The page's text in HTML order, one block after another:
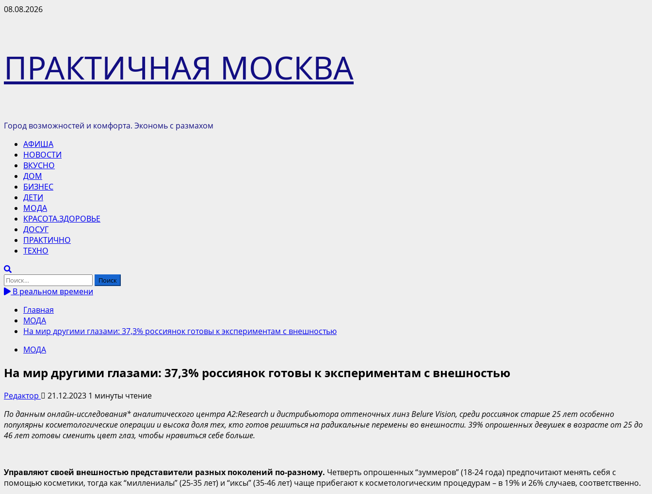
Перейти
08.08.2026
ПРАКТИЧНАЯ МОСКВА
Город возможностей и комфорта. Экономь с размахом
Основное
меню
АФИША
НОВОСТИ
ВКУСНО
ДОМ
БИЗНЕС
ДЕТИ
МОДА
КРАСОТА.ЗДОРОВЬЕ
ДОСУГ
ПРАКТИЧНО
ТЕХНО
Найти:
В реальном времени
Главная
МОДА
На мир другими глазами: 37,3% россиянок готовы к экспериментам с внешностью
МОДА
На мир другими глазами: 37,3% россиянок готовы к экспериментам с внешностью
Редактор 21.12.2023 1 минуты чтение
По данным онлайн-исследования*аналитического центра A2:Research и дистрибьютора оттеночных линз Belure Vision, среди россиянок старше 25 лет особенно
популярны косметологические операции и высока доля тех, кто готов решиться на радикальные перемены во внешности. 39% опрошенных девушек в возрасте от 25 до
46 лет готовы сменить цвет глаз, чтобы нравиться себе больше.
Управляют своей внешностью представители разных поколений по-разному. Четверть опрошенных “зуммеров” (18-24 года) предпочитают менять себя с
помощью косметики, тогда как “миллениалы” (25-35 лет) и “иксы” (35-46 лет) чаще прибегают к косметологическим процедурам – в 19% и 26% случаев, соответственно.